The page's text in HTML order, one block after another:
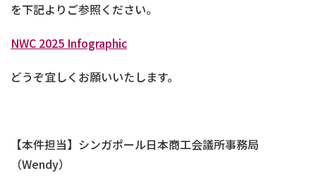
を下記よりご参照ください。
NWC 2025 Infographic
どうぞ宜しくお願いいたします。
【本件担当】シンガポール日本商工会議所事務局
（Wendy）